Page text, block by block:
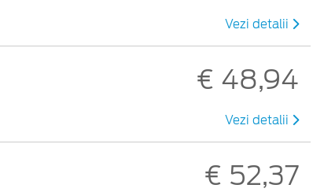
Vezi detalii
€ 48,94
Vezi detalii
€ 52,37